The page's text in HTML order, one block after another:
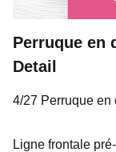
Perruque en
Detail
4/27 Perruque en
Ligne frontale